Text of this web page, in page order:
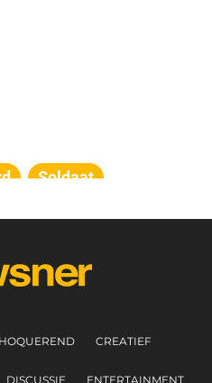
Soldaat
CREATIEF
DISCUSSIE ENTERTAINMENT